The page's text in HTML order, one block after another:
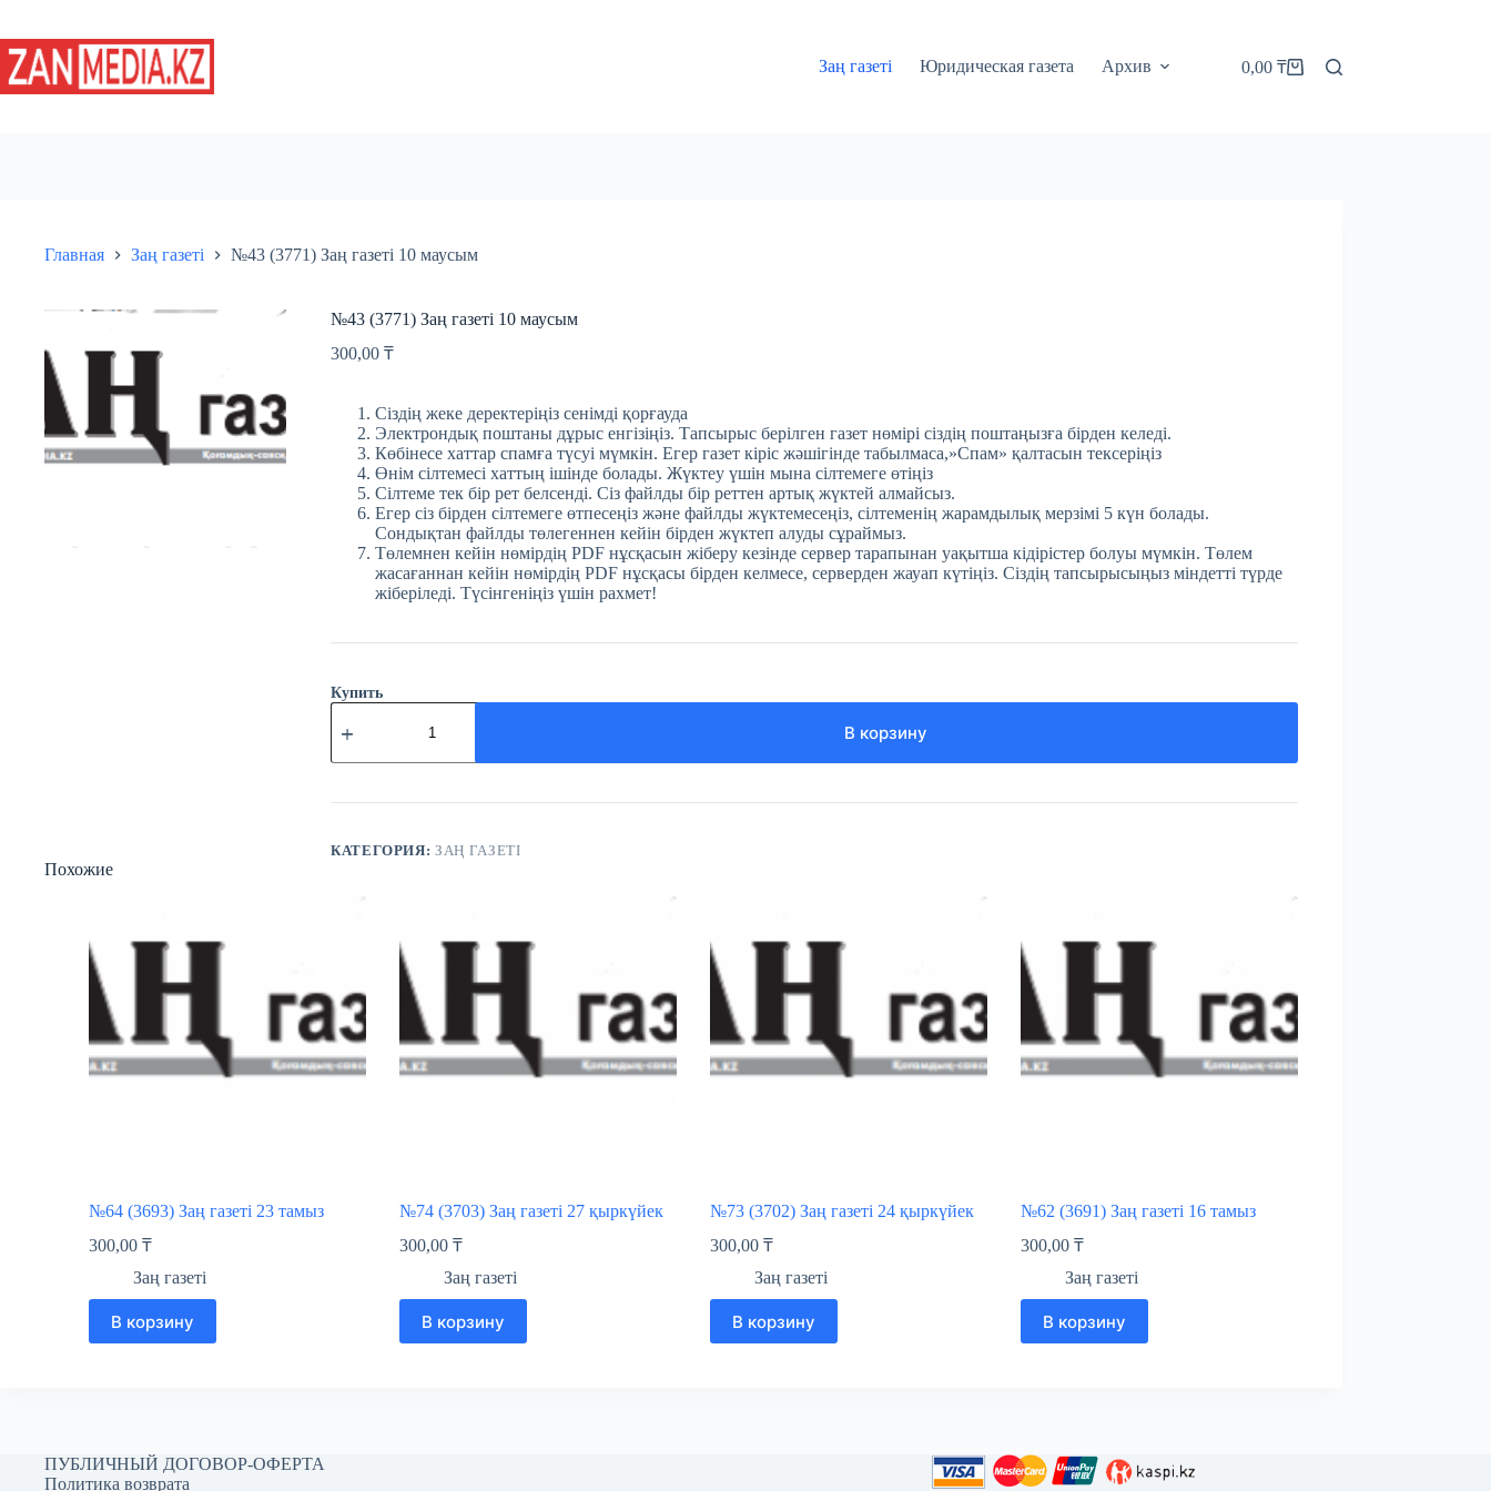
сути
Заң газеті
Юридическая газета Архив Корзина
0,00 ₸
Главная Заң газеті №43 (3771) Заң газеті 10 маусым
№43 (3771) Заң газеті 10 маусым
300,00 ₸
Сіздің жеке деректеріңіз сенімді қорғауда
Электрондық поштаны дұрыс енгізіңіз. Тапсырыс берілген газет нөмірі сіздің поштаңызға бірден келеді.
Көбінесе хаттар спамға түсуі мүмкін. Егер газет кіріс жәшігінде табылмаса,»Спам» қалтасын тексеріңіз
Өнім сілтемесі хаттың ішінде болады. Жүктеу үшін мына сілтемеге өтіңіз
Сілтеме тек бір рет белсенді. Сіз файлды бір реттен артық жүктей алмайсыз.
Егер сіз бірден сілтемеге өтпесеңіз және файлды жүктемесеңіз, сілтеменің жарамдылық мерзімі 5 күн болады.
Сондықтан файлды төлегеннен кейін бірден жүктеп алуды сұраймыз.
Төлемнен кейін нөмірдің PDF нұсқасын жіберу кезінде сервер тарапынан уақытша кідірістер болуы мүмкін. Төлем
жасағаннан кейін нөмірдің PDF нұсқасы бірден келмесе, серверден жауап күтіңіз. Сіздің тапсырысыңыз міндетті түрде
жіберіледі. Түсінгеніңіз үшін рахмет!
Купить
Количество
товара
(3771)
газеті
маусым
В корзину
КАТЕГОРИЯ:ЗАҢ ГАЗЕТІ
Похожие
№64 (3693) Заң газеті 23 тамыз
300,00 ₸
Заң газеті
В корзину
№74 (3703) Заң газеті 27 қыркүйек
300,00 ₸
Заң газеті
В корзину
№73 (3702) Заң газеті 24 қыркүйек
300,00 ₸
Заң газеті
В корзину
№62 (3691) Заң газеті 16 тамыз
300,00 ₸
Заң газеті
В корзину
ПУБЛИЧНЫЙ ДОГОВОР-ОФЕРТА
Политика возврата